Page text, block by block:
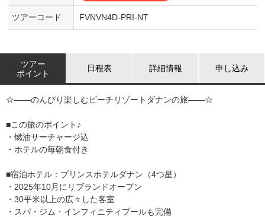
ツアーコード FVNVN4D-PRI-NT
ツアー
ポイント
日程表 詳細情報 申し込み
☆――のんびり楽しむビーチリゾートダナンの旅――☆
■この旅のポイント♪
・燃油サーチャージ込
・ホテルの毎朝食付き
■宿泊ホテル：プリンスホテルダナン（4つ星）
・2025年10月にリブランドオープン
・30平米以上の広々した客室
・スパ・ジム・インフィニティプールも完備